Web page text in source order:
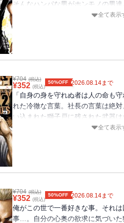
そんなハンパな男がホンモノの男
の安定を守る屈強なる用心棒集団
全て表示
¥704 (税込)
¥352 (税込)
50%OFF 2026.08.14まで
「自身の身を守れぬ者は人の命も
れた冷徹な言葉。社長の言葉は絶
い込まれた獅子戸に残された武器
ソ根性たった一つ。99.9％「ムリ
全て表示
¥704 (税込)
¥352 (税込)
50%OFF 2026.08.14まで
俺がこの世で一番好きな事。それ
事…。自分の心奥の欲求に気づい